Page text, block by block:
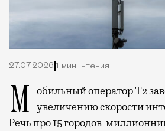
27.07.2026 1 мин. чтения
Мобильный оператор Т2 завершил работы по увеличению скорости
Речь про 15 городов-